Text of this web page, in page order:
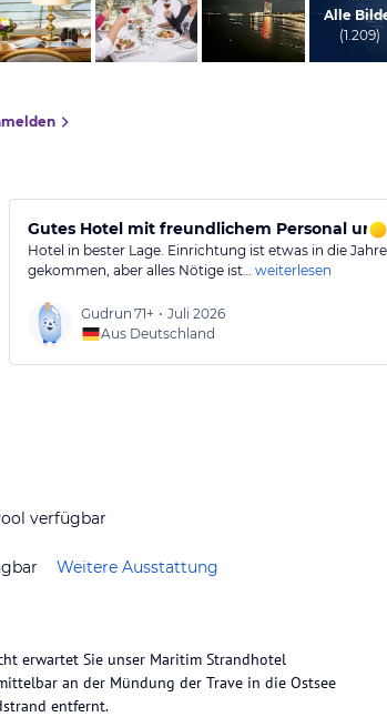
vom Hotelier, Dezember 2018Alle
(1.209)
Gutes Hotel mit freundlichem Personal
Hotel in bester Lage. Einrichtung ist etwas in die Jahre
gekommen, aber alles Nötige ist… weiterlesen
Gudrun 71+ • Juli 2026
Aus Deutschland
verfügbar
Weitere Ausstattung
erwartet Sie unser Maritim Strandhotel
an der Mündung der Trave in die Ostsee
entfernt.